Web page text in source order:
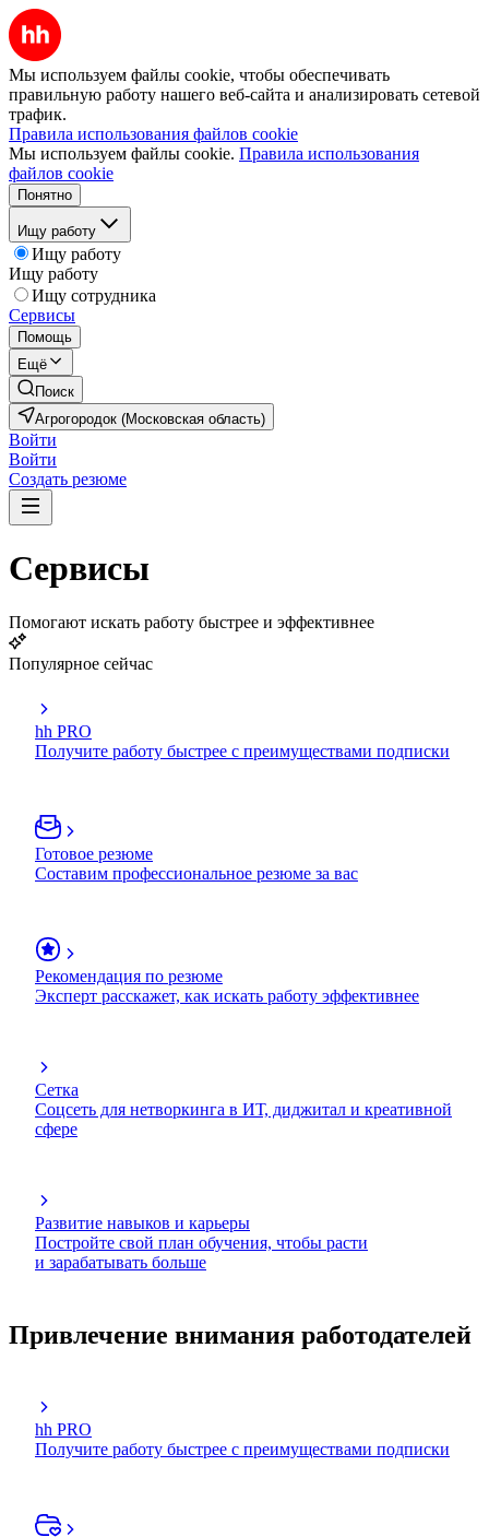
Мы используем файлы cookie, чтобы обеспечивать
правильную работу нашего веб-сайта и анализировать сетевой
трафик.
Правила использования файлов cookie
Мы используем файлы cookie. Правила использования
файлов cookie
Понятно
Ищу работу
Ищу работу
Ищу работу
Ищу сотрудника
Сервисы
Помощь
Ещё
Поиск
Агрогородок (Московская область)
Войти
Войти
Создать резюме
Сервисы
Помогают искать работу быстрее и эффективнее
Популярное сейчас
hh PRO
Получите работу быстрее с преимуществами подписки
Готовое резюме
Составим профессиональное резюме за вас
Рекомендация по резюме
Эксперт расскажет, как искать работу эффективнее
Сетка
Соцсеть для нетворкинга в ИТ, диджитал и креативной
сфере
Развитие навыков и карьеры
Постройте свой план обучения, чтобы расти
и зарабатывать больше
Привлечение внимания работодателей
hh PRO
Получите работу быстрее с преимуществами подписки